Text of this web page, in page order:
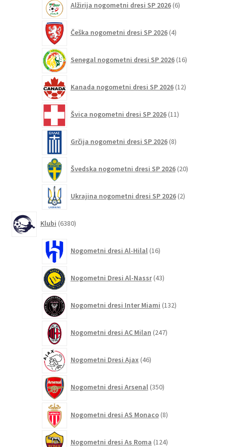
Alžirija nogometni dresi SP 2026 6izdelkov
Češka nogometni dresi SP 2026 4izdelki
Senegal nogometni dresi SP 2026 16izdelkov
Kanada nogometni dresi SP 2026 12izdelkov
Švica nogometni dresi SP 2026 11izdelkov
Grčija nogometni dresi SP 2026 8izdelkov
Švedska nogometni dresi SP 2026 20izdelkov
Ukrajina nogometni dresi SP 2026 2izdelka
Klubi 6380izdelkov
Nogometni dresi Al-Hilal 16izdelkov
Nogometni Dresi Al-Nassr 43izdelkov
Nogometni dresi Inter Miami 132izdelkov
Nogometni dresi AC Milan 247izdelkov
Nogometni Dresi Ajax 46izdelkov
Nogometni dresi Arsenal 350izdelkov
Nogometni dresi AS Monaco 8izdelkov
Nogometni dresi As Roma 124